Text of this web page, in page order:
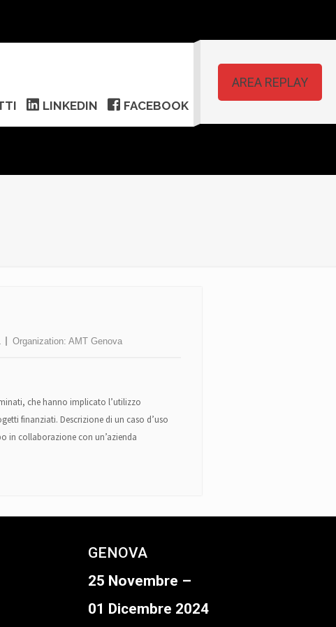
LINKEDIN FACEBOOK
AREA REPLAY
Organization: AMT Genova
che hanno implicato l’utilizzo
finanziati. Descrizione di un caso d’uso
in collaborazione con un’azienda
GENOVA
25 Novembre –
01 Dicembre 2024